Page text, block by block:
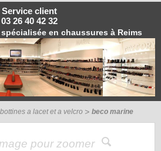
Service client
03 26 40 42 32
spécialisée en chaussures à Reims
bottines a lacet et a velcro beco marine
pour zoomer